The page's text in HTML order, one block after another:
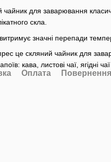
чайник для заварювання
скла.
значні перепади
це скляний чайник для
кава, листові чаї, ягідні
Оплата Повернення